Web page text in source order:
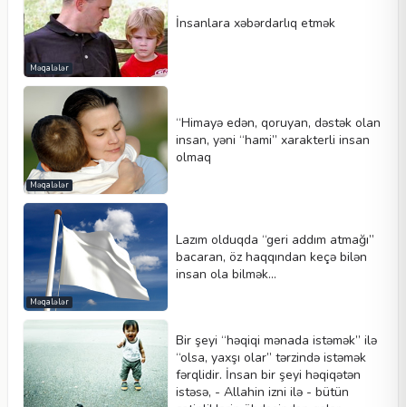
Məqalələr
İnsanlara xəbərdarlıq etmək
Məqalələr
“Himayə edən, qoruyan, dəstək olan
insan, yəni “hami” xarakterli insan
olmaq
Məqalələr
Lazım olduqda “geri addım atmağı”
bacaran, öz haqqından keçə bilən
insan ola bilmək...
Bir şeyi “həqiqi mənada istəmək” ilə
“olsa, yaxşı olar” tərzində istəmək
fərqlidir. İnsan bir şeyi həqiqətən
istəsə, - Allahin izni ilə - bütün